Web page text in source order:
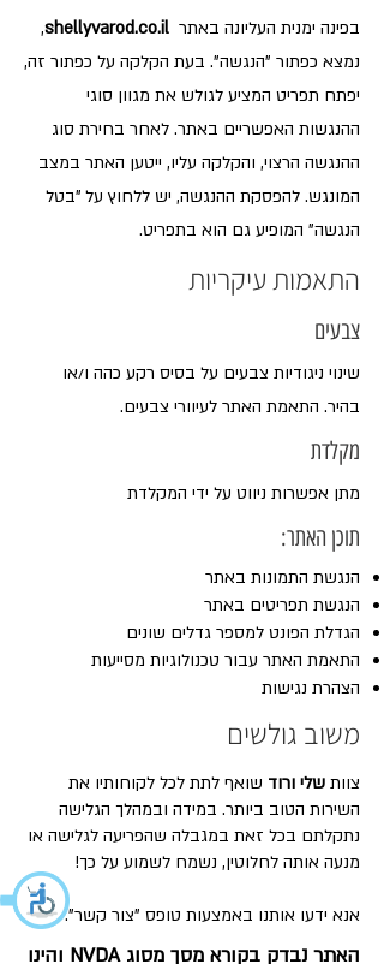
בפינה ימנית העליונה באתר shellyvarod.co.il
,
נמצא כפתור "הנגשה". בעת הקלקה על כפתור זה,
יפתח תפריט המציע לגולש את מגוון סוגי
ההנגשות האפשריים באתר. לאחר בחירת סוג
ההנגשה הרצוי, והקלקה עליו, ייטען האתר במצב
המונגש. להפסקת ההנגשה, יש ללחוץ על "בטל
הנגשה" המופיע גם הוא בתפריט.
התאמות עיקריות
צבעים
שינוי ניגודיות צבעים על בסיס רקע כהה ו/או
בהיר. התאמת האתר לעיוורי צבעים.
מקלדת
מתן אפשרות ניווט על ידי המקלדת
תוכן האתר:
הנגשת התמונות באתר
הנגשת תפריטים באתר
הגדלת הפונט למספר גדלים שונים
התאמת האתר עבור טכנולוגיות מסייעות
הצהרת נגישות
משוב גולשים
צוות שלי ורוד שואף לתת לכל לקוחותיו את
השירות הטוב ביותר. במידה ובמהלך הגלישה
נתקלתם בכל זאת במגבלה שהפריעה לגלישה או
מנעה אותה לחלוטין, נשמח לשמוע על כך!
אנא ידעו אותנו באמצעות טופס "צור קשר".
האתר נבדק בקורא מסך מסוג NVDA והינו